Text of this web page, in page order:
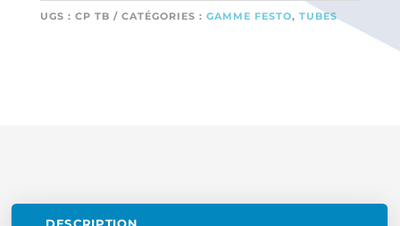
POUR
UGS : CP TB CATÉGORIES : GAMME FESTO, TUBES